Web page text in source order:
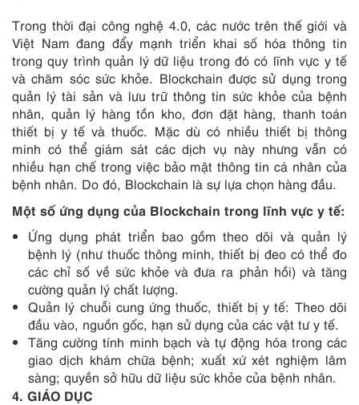
Trong thời đại công nghệ 4.0, các nước trên thế giới và
Việt Nam đang đẩy mạnh triển khai số hóa thông tin
trong quy trình quản lý dữ liệu trong đó có lĩnh vực y tế
và chăm sóc sức khỏe. Blockchain được sử dụng trong
quản lý tài sản và lưu trữ thông tin sức khỏe của bệnh
nhân, quản lý hàng tồn kho, đơn đặt hàng, thanh toán
thiết bị y tế và thuốc. Mặc dù có nhiều thiết bị thông
minh có thể giám sát các dịch vụ này nhưng vẫn có
nhiều hạn chế trong việc bảo mật thông tin cá nhân của
bệnh nhân. Do đó, Blockchain là sự lựa chọn hàng đầu.
Một số ứng dụng của Blockchain trong lĩnh vực y tế:
Ứng dụng phát triển bao gồm theo dõi và quản lý
bệnh lý (như thuốc thông minh, thiết bị đeo có thể đo
các chỉ số về sức khỏe và đưa ra phản hồi) và tăng
cường quản lý chất lượng.
Quản lý chuỗi cung ứng thuốc, thiết bị y tế: Theo dõi
đầu vào, nguồn gốc, hạn sử dụng của các vật tư y tế.
Tăng cường tính minh bạch và tự động hóa trong các
giao dịch khám chữa bệnh; xuất xứ xét nghiệm lâm
sàng; quyền sở hữu dữ liệu sức khỏe của bệnh nhân.
4. GIÁO DỤC